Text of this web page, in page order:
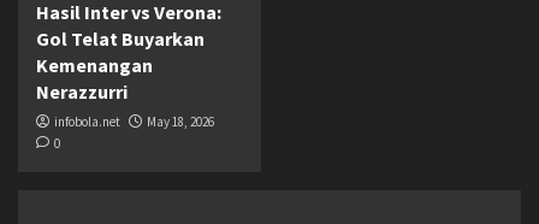
Hasil Inter vs Verona:
Gol Telat Buyarkan
Kemenangan
Nerazzurri
infobola.net
May 18, 2026
0